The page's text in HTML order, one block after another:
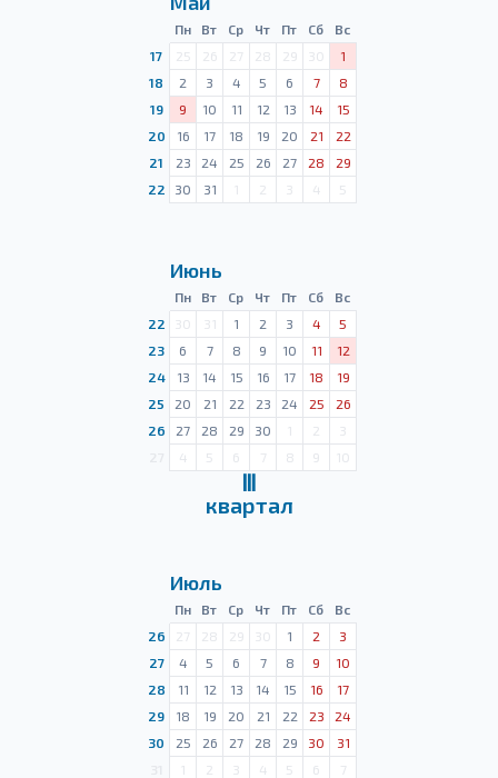
Пн Вт Ср Чт Пт Сб
Вс
17
25 26 27 28 29 30
1
18
2 3 4 5 6 7
8
19
9 10 11 12 13 14
15
20
16 17 18 19 20 21
22
21
23 24 25 26 27 28
29
22
30 31 1 2 3 4 5
Июнь
Пн Вт Ср Чт Пт Сб
Вс
22
30 31 1 2 3 4
5
23
6 7 8 9 10 11
12
24
13 14 15 16 17 18
19
25
20 21 22 23 24 25
26
26
27 28 29 30 1 2
3
4 5 6 7 8 9 10
Ⅲ
квартал
Июль
Пн Вт Ср Чт Пт Сб
Вс
26
27 28 29 30 1 2
3
27
4 5 6 7 8 9
10
28
11 12 13 14 15 16
17
29
18 19 20 21 22 23
24
30
25 26 27 28 29 30
31
1 2 3 4 5 6 7